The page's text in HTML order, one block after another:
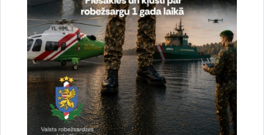
uzlabotu vietnes darbību un
pakalpojumus)
Izmanto Google Analytics, lai samazinātu
pieprasījuma līmeni.
1 minūte
_gid